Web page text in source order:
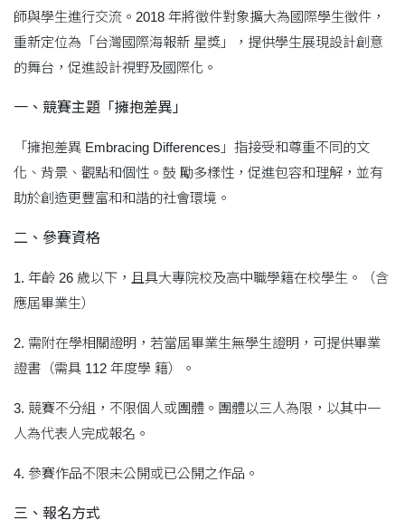
師與學生進行交流。2018 年將徵件對象擴大為國際學生徵件，
重新定位為「台灣國際海報新 星獎」，提供學生展現設計創意
的舞台，促進設計視野及國際化。
一、競賽主題「擁抱差異」
「擁抱差異 Embracing Differences」指接受和尊重不同的文
化、背景、觀點和個性。鼓 勵多樣性，促進包容和理解，並有
助於創造更豐富和和諧的社會環境。
二、參賽資格
1. 年齡 26 歲以下，且具大專院校及高中職學籍在校學生。（含
應屆畢業生）
2. 需附在學相關證明，若當屆畢業生無學生證明，可提供畢業
證書（需具 112 年度學 籍）。
3. 競賽不分組，不限個人或團體。團體以三人為限，以其中一
人為代表人完成報名。
4. 參賽作品不限未公開或已公開之作品。
三、報名方式